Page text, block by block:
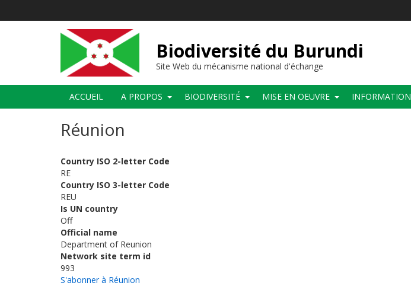
Biodiversité du Burundi
Site Web du mécanisme national d'échange
Main
navigation
ACCUEIL A PROPOS BIODIVERSITÉ MISE EN OEUVRE INFORMATION
Réunion
Country ISO 2-letter Code
RE
Country ISO 3-letter Code
REU
Is UN country
Off
Official name
Department of Reunion
Network site term id
993
S'abonner à Réunion